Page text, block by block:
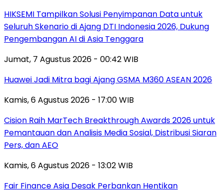
HIKSEMI Tampilkan Solusi Penyimpanan Data untuk
Seluruh Skenario di Ajang DTI Indonesia 2026, Dukung
Pengembangan AI di Asia Tenggara
Jumat, 7 Agustus 2026 - 00:42 WIB
Huawei Jadi Mitra bagi Ajang GSMA M360 ASEAN 2026
Kamis, 6 Agustus 2026 - 17:00 WIB
Cision Raih MarTech Breakthrough Awards 2026 untuk
Pemantauan dan Analisis Media Sosial, Distribusi Siaran
Pers, dan AEO
Kamis, 6 Agustus 2026 - 13:02 WIB
Fair Finance Asia Desak Perbankan Hentikan